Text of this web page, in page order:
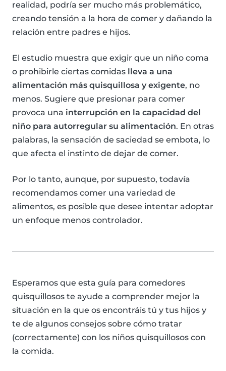
realidad, podría ser mucho más problemático,
creando tensión a la hora de comer y dañando la
relación entre padres e hijos.
El estudio muestra que exigir que un niño coma
o prohibirle ciertas comidas lleva a una
alimentación más quisquillosa y exigente, no
menos. Sugiere que presionar para comer
provoca una interrupción en la capacidad del
niño para autorregular su alimentación. En otras
palabras, la sensación de saciedad se embota, lo
que afecta el instinto de dejar de comer.
Por lo tanto, aunque, por supuesto, todavía
recomendamos comer una variedad de
alimentos, es posible que desee intentar adoptar
un enfoque menos controlador.
Esperamos que esta guía para comedores
quisquillosos te ayude a comprender mejor la
situación en la que os encontráis tú y tus hijos y
te de algunos consejos sobre cómo tratar
(correctamente) con los niños quisquillosos con
la comida.